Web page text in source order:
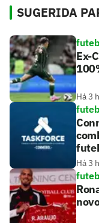
SUGERIDA
Ex-
Há 3
Há 3